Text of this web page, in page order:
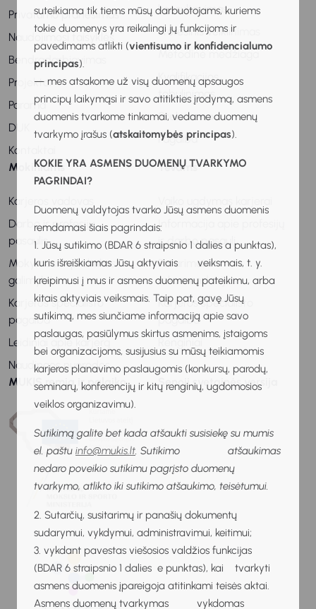
suteikiama tik tiems mūsų darbuotojams, kuriems
tokie duomenys yra reikalingi jų funkcijoms ir
pavedimams atlikti (vientisumo ir konfidencialumo
principas).
— mes atsakome už visų duomenų apsaugos
principų laikymąsi ir savo atitikties įrodymą, asmens
duomenis tvarkome tinkamai, vedame duomenų
tvarkymo įrašus (atskaitomybės principas).
KOKIE YRA ASMENS DUOMENŲ TVARKYMO
PAGRINDAI?
Duomenų valdytojas tvarko Jūsų asmens duomenis
remdamasi šiais pagrindais:
1. Jūsų sutikimo (BDAR 6 straipsnio 1 dalies a punktas),
kuris išreiškiamas Jūsų aktyviais veiksmais, t. y.
kreipimusi į mus ir asmens duomenų pateikimu, arba
kitais aktyviais veiksmais. Taip pat, gavę Jūsų
sutikimą, mes siunčiame informaciją apie savo
paslaugas, pasiūlymus skirtus asmenims, įstaigoms
bei organizacijoms, susijusius su mūsų teikiamomis
karjeros planavimo paslaugomis (konkursų, parodų,
seminarų, konferencijų ir kitų renginių, ugdomosios
veiklos organizavimu).
Sutikimą galite bet kada atšaukti susisiekę su mumis
el. paštu info@mukis.lt. Sutikimo atšaukimas
nedaro poveikio sutikimu pagrįsto duomenų
tvarkymo, atlikto iki sutikimo atšaukimo, teisėtumui.
2. Sutarčių, susitarimų ir panašių dokumentų
sudarymui, vykdymui, administravimui, keitimui;
3. vykdant pavestas viešosios valdžios funkcijas
(BDAR 6 straipsnio 1 dalies e punktas), kai tvarkyti
asmens duomenis įpareigoja atitinkami teisės aktai.
Asmens duomenų tvarkymas vykdomas
Privatumo pranešimas
Naudojimosi taisyklės
Bendradarbiavimas
Projektai
Parama
DUK
Kontaktai
konsultavimas
Profesinis veiklinimas
Metodinė medžiaga
Kvalifikacijos
tobulinimas
Stebėsena
Pagalba
Mokiniams
Karjeros vadovas
Darbo ir profesijų
pasaulis
Mokymosi ir praktikos
galimybės
Karjeros specialisto
pagalba
Leidiniai apie karjerą
Naudingos nuorodos
Tėvams
Informacija apie profesijų
ir darbo pasaulį
Patarimai ir
rekomendacijos
Karjeros specialisto
pagalba
MUKIS remia ir palaiko Senoji svetainės versija